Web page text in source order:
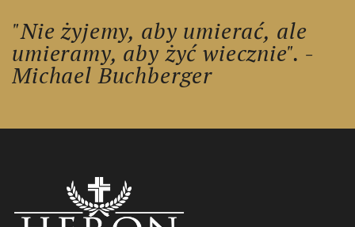
"Nie żyjemy, aby umierać, ale
umieramy, aby żyć wiecznie". -
Michael Buchberger